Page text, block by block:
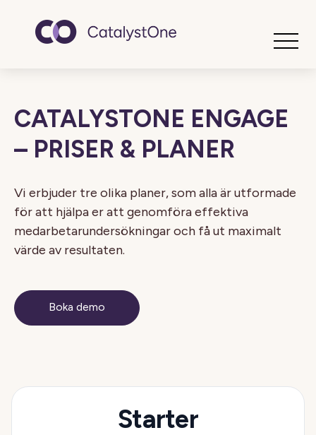
CATALYSTONE ENGAGE
– PRISER & PLANER
Vi erbjuder tre olika planer, som alla är utformade
för att hjälpa er att genomföra effektiva
medarbetarundersökningar och få ut maximalt
värde av resultaten.
Boka demo
Starter